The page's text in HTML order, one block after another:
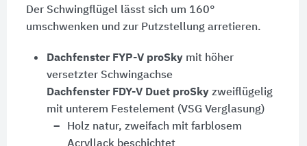
Der Schwingflügel lässt sich um 160°
umschwenken und zur Putzstellung arretieren.
Dachfenster FYP-V proSkymit höher
versetzter Schwingachse
Dachfenster FDY-V Duet proSkyzweiflügelig
mit unterem Festelement (VSG Verglasung)
Holz natur, zweifach mit farblosem